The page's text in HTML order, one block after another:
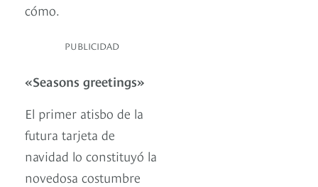
cómo.
PUBLICIDAD
«Seasons greetings»
El primer atisbo de la
futura tarjeta de
navidad lo constituyó la
novedosa costumbre